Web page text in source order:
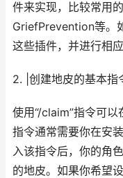
件来实现，比较常用
GriefPrevention等。
这些插件，并进行相应
2. |创建地皮的基本指
使用“/claim”指令可
指令通常需要你在安
入该指令后，你的角
的地皮。如果你希望